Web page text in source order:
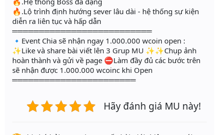
🔥.Lộ trình định hướng sever lâu dài - hệ thống sự kiện
diễn ra liên tục và hấp dẫn
══════════════════════════
🔹Event Chia sẽ nhận ngay 1.000.000 wcoin open :
✨Like và share bài viết lên 3 Grup MU ✨✨Chụp ảnh
hoàn thành và gửi về page ⛔Làm đầy đủ các bước trên
sẽ nhận được 1.000.000 wcoinc khi Open
═══════════════════════
Hãy đánh giá MU này!